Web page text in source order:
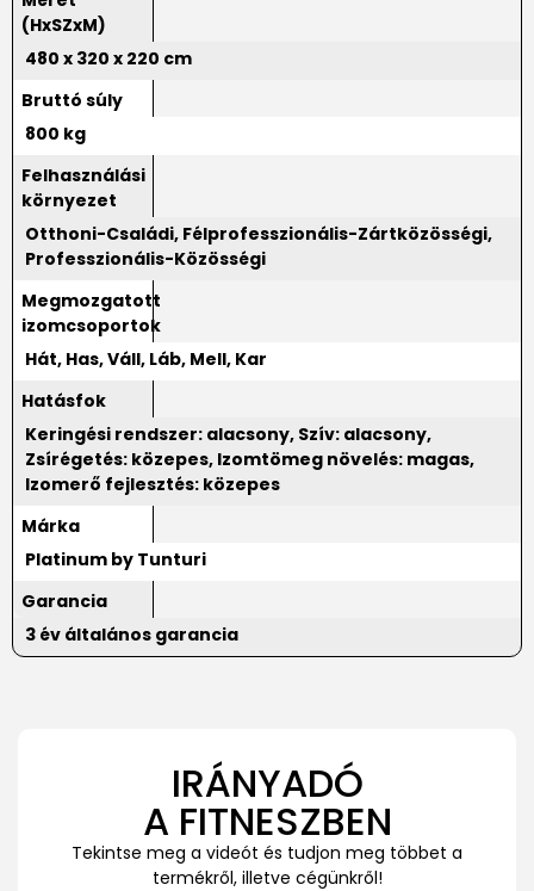
(HxSZxM)
480 x 320 x 220 cm
Bruttó súly
800 kg
Felhasználási
környezet
Otthoni-Családi, Félprofesszionális-Zártközösségi,
Professzionális-Közösségi
Megmozgatott
izomcsoportok
Hát, Has, Váll, Láb, Mell, Kar
Hatásfok
Keringési rendszer: alacsony, Szív: alacsony,
Zsírégetés: közepes, Izomtömeg növelés: magas,
Izomerő fejlesztés: közepes
Márka
Platinum by Tunturi
Garancia
3 év általános garancia
IRÁNYADÓ
A FITNESZBEN
Tekintse meg a videót és tudjon meg többet a
termékről, illetve cégünkről!